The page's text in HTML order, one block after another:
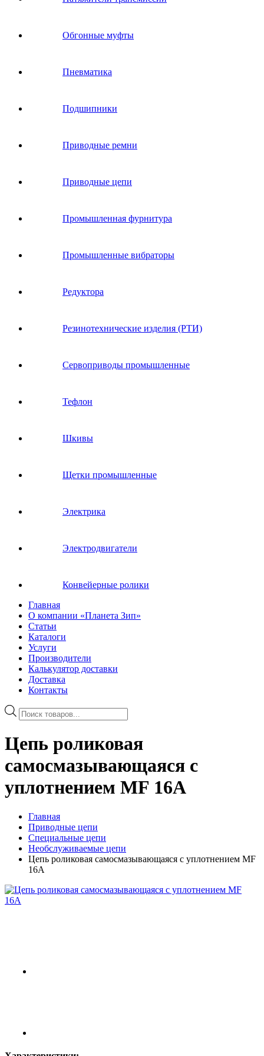
Обгонные муфты
Пневматика
Подшипники
Приводные ремни
Приводные цепи
Промышленная фурнитура
Промышленные вибраторы
Редуктора
Резинотехнические изделия (РТИ)
Сервоприводы промышленные
Тефлон
Шкивы
Щетки промышленные
Электрика
Электродвигатели
Конвейерные ролики
Главная
О компании «Планета Зип»
Статьи
Каталоги
Услуги
Производители
Калькулятор доставки
Доставка
Контакты
Поиск
товаров
Цепь роликовая
cамосмазывающаяся с
уплотнением MF 16A
Главная
Приводные цепи
Специальные цепи
Необслуживаемые цепи
Цепь роликовая cамосмазывающаяся с уплотнением MF
16A